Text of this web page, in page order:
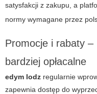
satysfakcji z zakupu, a
normy wymagane przez
Promocje i rabaty –
bardziej opłacalne
edym lodz regularnie
zapewnia dostęp do